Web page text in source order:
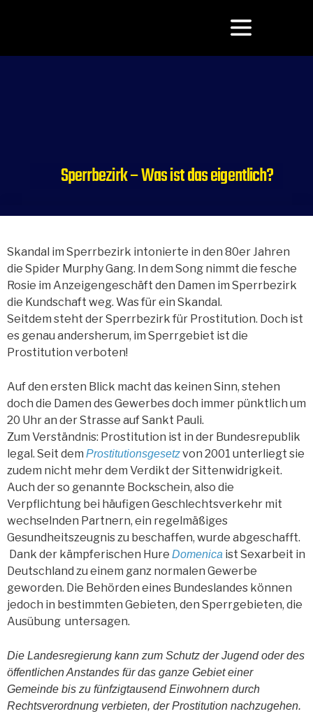
Sperrbezirk – Was ist das eigentlich?
Februar 20, 2017 3:02 p.m.
Skandal im Sperrbezirk intonierte in den 80er Jahren
die Spider Murphy Gang. In dem Song nimmt die fesche
Rosie im Anzeigengeschäft den Damen im Sperrbezirk
die Kundschaft weg. Was für ein Skandal.
Seitdem steht der Sperrbezirk für Prostitution. Doch ist
es genau andersherum, im Sperrgebiet ist die
Prostitution verboten!
Auf den ersten Blick macht das keinen Sinn, stehen
doch die Damen des Gewerbes doch immer pünktlich um
20 Uhr an der Strasse auf Sankt Pauli.
Zum Verständnis: Prostitution ist in der Bundesrepublik
legal. Seit dem Prostitutionsgesetzvon 2001 unterliegt sie
zudem nicht mehr dem Verdikt der Sittenwidrigkeit.
Auch der so genannte Bockschein, also die
Verpflichtung bei häufigen Geschlechtsverkehr mit
wechselnden Partnern, ein regelmäßiges
Gesundheitszeugnis zu beschaffen, wurde abgeschafft.
Dank der kämpferischen Hure Domenica ist Sexarbeit in
Deutschland zu einem ganz normalen Gewerbe
geworden. Die Behörden eines Bundeslandes können
jedoch in bestimmten Gebieten, den Sperrgebieten, die
Ausübung untersagen.
Die Landesregierung kann zum Schutz der Jugend oder des
öffentlichen Anstandes für das ganze Gebiet einer
Gemeinde bis zu fünfzigtausend Einwohnern durch
Rechtsverordnung verbieten, der Prostitution nachzugehen.